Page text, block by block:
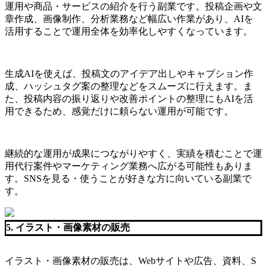
運用や商品・サービスの紹介を行う副業です。投稿企画や文
章作成、画像制作、分析業務など幅広い作業があり、AIを
活用することで運用全体を効率化しやすくなっています。
生成AIを使えば、投稿文のアイデア出しやキャプション作
成、ハッシュタグ案の整理などをスムーズに行えます。ま
た、投稿内容の振り返りや改善ポイントの整理にもAIを活
用できるため、感覚だけに頼らない運用が可能です。
継続的な運用が成果につながりやすく、実績を積むことで運
用代行案件やマーケティング業務へ広がる可能性もありま
す。SNSを見る・使うことが好きな方に向いている副業で
す。
5. イラスト・画像素材の販売
イラスト・画像素材の販売は、Webサイトや広告、資料、S